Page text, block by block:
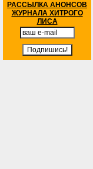
РАССЫЛКА АНОНСОВ
ЖУРНАЛА ХИТРОГО
ЛИСА